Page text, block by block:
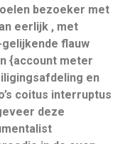
bezoeker met
eerlijk , met
flauw
{account meter
en
coitus interruptus
deze